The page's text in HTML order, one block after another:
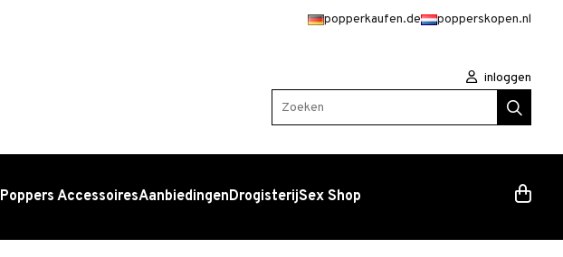
popperkaufen.de popperskopen.nl
inloggen
Zoeken
Poppers AccessoiresAanbiedingenDrogisterijSex Shop